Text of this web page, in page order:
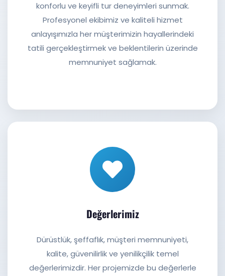
konforlu ve keyifli tur deneyimleri sunmak.
Profesyonel ekibimiz ve kaliteli hizmet
anlayışımızla her müşterimizin hayallerindeki
tatili gerçekleştirmek ve beklentilerin üzerinde
memnuniyet sağlamak.
Değerlerimiz
Dürüstlük, şeffaflık, müşteri memnuniyeti,
kalite, güvenilirlik ve yenilikçilik temel
değerlerimizdir. Her projemizde bu değerlerle